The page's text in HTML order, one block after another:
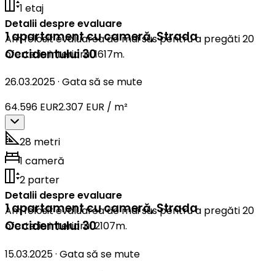
1 etaj
Detalii despre evaluare
Am folosit evaluarea de mai sus pentru a pregăti 20
oferte în interiorul 1617m.
1 apartament cu cameră,Strada
Occidentului 30
26.03.2025· Gata să se mute
64.596 EUR2.307 EUR / m²
28 metri
1 cameră
2 parter
Detalii despre evaluare
Am folosit evaluarea de mai sus pentru a pregăti 20
oferte în interiorul 2107m.
1 apartament cu cameră,Strada
Occidentului 30
15.03.2025· Gata să se mute